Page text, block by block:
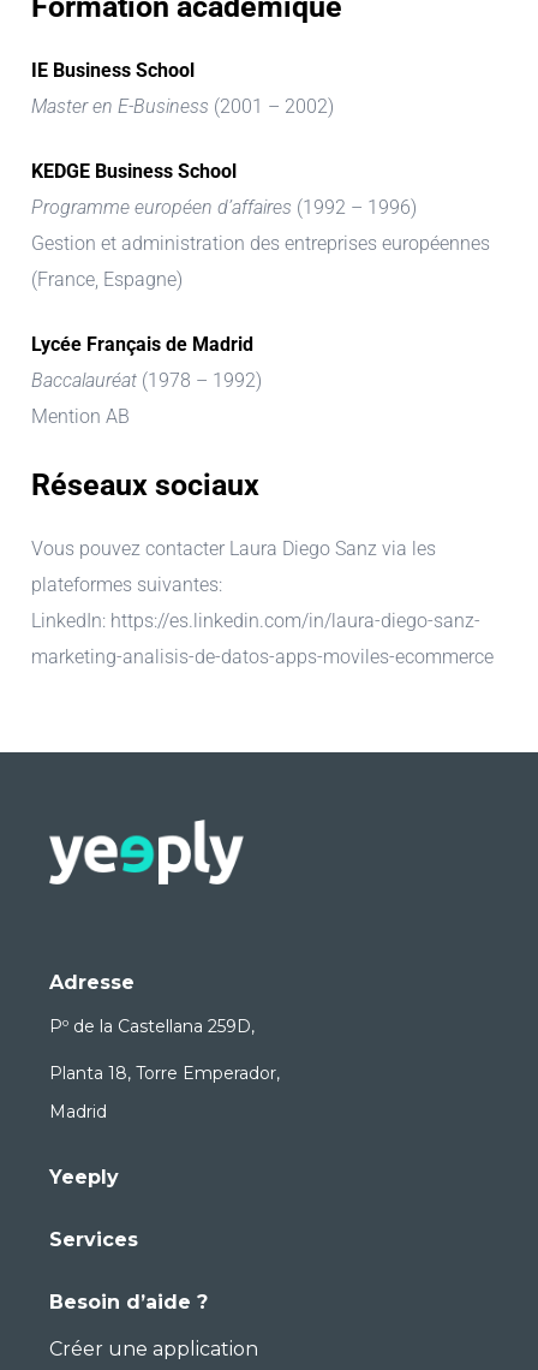
IE Business School
Master en E-Business (2001 – 2002)
KEDGE Business School
Programme européen d’affaires (1992 – 1996)
Gestion et administration des entreprises européennes
(France, Espagne)
Lycée Français de Madrid
Baccalauréat (1978 – 1992)
Mention AB
Réseaux sociaux
Vous pouvez contacter Laura Diego Sanz via les
plateformes suivantes:
LinkedIn: https://es.linkedin.com/in/laura-diego-sanz-
marketing-analisis-de-datos-apps-moviles-ecommerce
Adresse
Pº de la Castellana 259D,
Planta 18, Torre Emperador,
Madrid
Yeeply
Services
Besoin d’aide ?
Créer une application